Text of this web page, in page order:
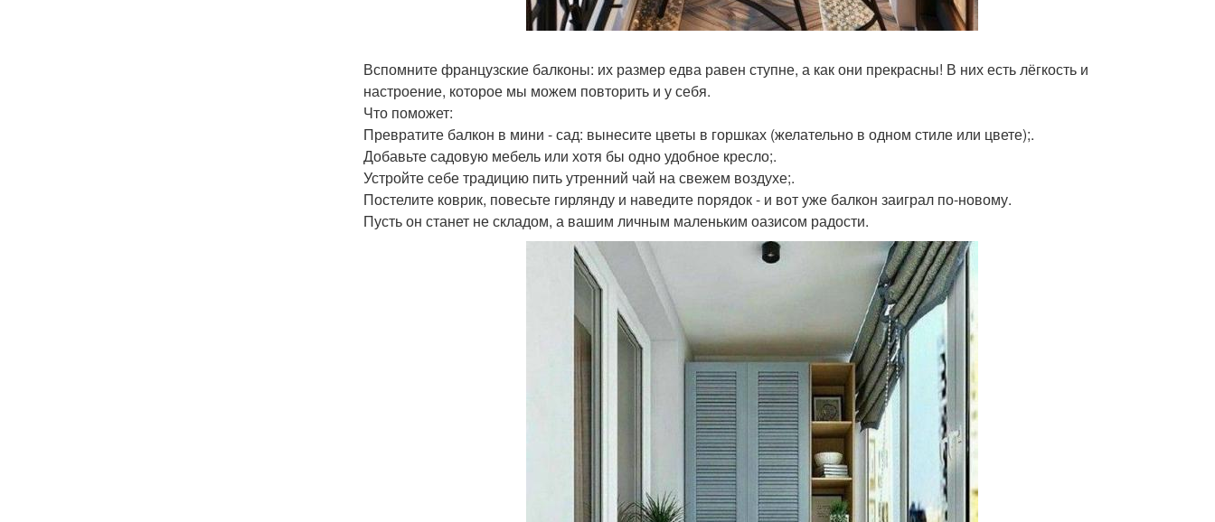
Вспомните французские балконы: их размер едва равен ступне, а как они прекрасны! В них есть лёгкость и
настроение, которое мы можем повторить и у себя.
Что поможет:
Превратите балкон в мини - сад: вынесите цветы в горшках (желательно в одном стиле или цвете);.
Добавьте садовую мебель или хотя бы одно удобное кресло;.
Устройте себе традицию пить утренний чай на свежем воздухе;.
Постелите коврик, повесьте гирлянду и наведите порядок - и вот уже балкон заиграл по-новому.
Пусть он станет не складом, а вашим личным маленьким оазисом радости.